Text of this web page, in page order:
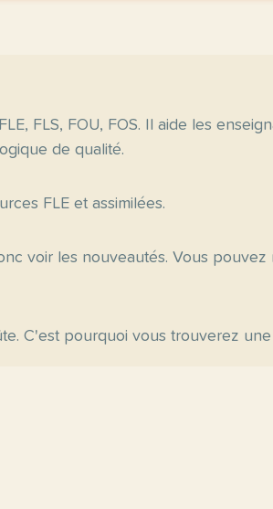
FLS, FOU, FOS. Il aide les
de qualité.
FLE et assimilées.
voir les nouveautés. Vous pouvez
C'est pourquoi vous trouverez